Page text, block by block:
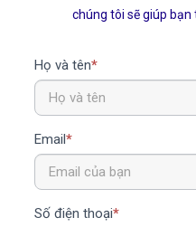
chúng tôi sẽ giúp
Họ và tên*
Email *
Số điện thoại*